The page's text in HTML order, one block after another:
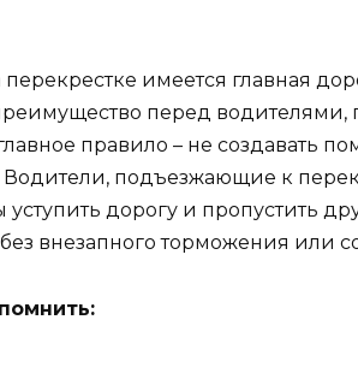
перекрестке имеется главная
перед
правило – не создавать
Водители, подъезжающие к
уступить дорогу и пропустить
внезапного торможения или